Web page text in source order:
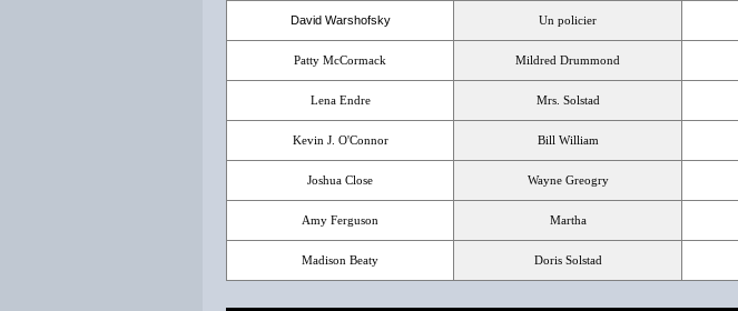
David Warshofsky Un policier
Patty McCormack Mildred Drummond
Lena Endre Mrs. Solstad
Kevin J. O'Connor Bill William
Joshua Close Wayne Greogry
Amy Ferguson Martha
Madison Beaty Doris Solstad